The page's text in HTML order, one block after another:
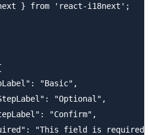
} from 'react-i18next';
"Basic",
"Optional",
"Confirm",
"This field is